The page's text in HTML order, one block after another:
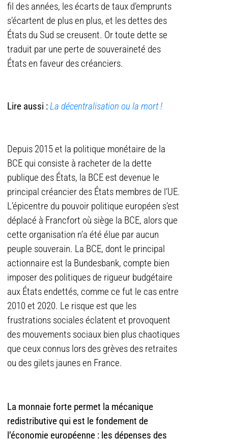
fil des années, les écarts de taux d’emprunts
s’écartent de plus en plus, et les dettes des
États du Sud se creusent. Or toute dette se
traduit par une perte de souveraineté des
États en faveur des créanciers.
Lire aussi :La décentralisation ou la mort !
Depuis 2015 et la politique monétaire de la
BCE qui consiste à racheter de la dette
publique des États, la BCE est devenue le
principal créancier des États membres de l’UE.
L’épicentre du pouvoir politique européen s’est
déplacé à Francfort où siège la BCE, alors que
cette organisation n’a été élue par aucun
peuple souverain. La BCE, dont le principal
actionnaire est la Bundesbank, compte bien
imposer des politiques de rigueur budgétaire
aux États endettés, comme ce fut le cas entre
2010 et 2020. Le risque est que les
frustrations sociales éclatent et provoquent
des mouvements sociaux bien plus chaotiques
que ceux connus lors des grèves des retraites
ou des gilets jaunes en France.
La monnaie forte permet la mécanique
redistributive qui est le fondement de
l’économie européenne : les dépenses des